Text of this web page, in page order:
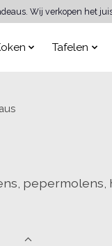
Wij verkopen het
Tafelen